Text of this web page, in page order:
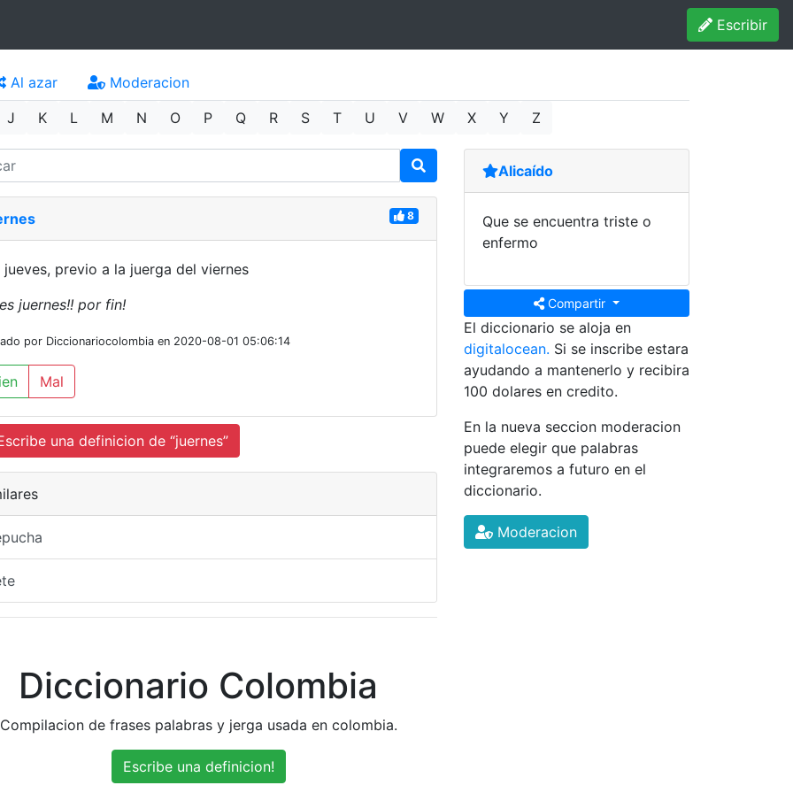
Escribir
Al azar
Moderacion
J K L M N O P Q R S T U V W X Y Z
8
jueves, previo a la juerga del viernes
juernes!! por fin!
por Diccionariocolombia en 2020-08-01 05:06:14
Mal
una definicion de “juernes”
Alicaído
Que se encuentra triste o
enfermo
Compartir
El diccionario se aloja en
digitalocean. Si se inscribe estara
ayudando a mantenerlo y recibira
100 dolares en credito.
En la nueva seccion moderacion
puede elegir que palabras
integraremos a futuro en el
diccionario.
Moderacion
Diccionario Colombia
Compilacion de frases palabras y jerga usada en colombia.
Escribe una definicion!